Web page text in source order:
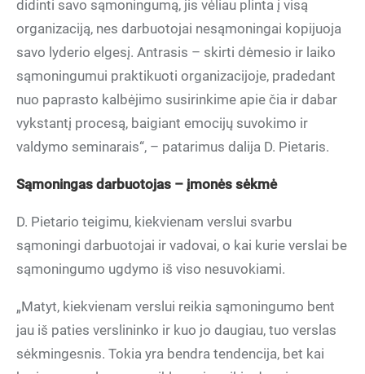
didinti savo sąmoningumą, jis vėliau plinta į visą
organizaciją, nes darbuotojai nesąmoningai kopijuoja
savo lyderio elgesį. Antrasis – skirti dėmesio ir laiko
sąmoningumui praktikuoti organizacijoje, pradedant
nuo paprasto kalbėjimo susirinkime apie čia ir dabar
vykstantį procesą, baigiant emocijų suvokimo ir
valdymo seminarais“, – patarimus dalija D. Pietaris.
Sąmoningas darbuotojas – įmonės sėkmė
D. Pietario teigimu, kiekvienam verslui svarbu
sąmoningi darbuotojai ir vadovai, o kai kurie verslai be
sąmoningumo ugdymo iš viso nesuvokiami.
„Matyt, kiekvienam verslui reikia sąmoningumo bent
jau iš paties verslininko ir kuo jo daugiau, tuo verslas
sėkmingesnis. Tokia yra bendra tendencija, bet kai